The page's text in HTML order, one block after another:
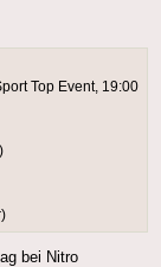
Top Event, 19:00
bei Nitro